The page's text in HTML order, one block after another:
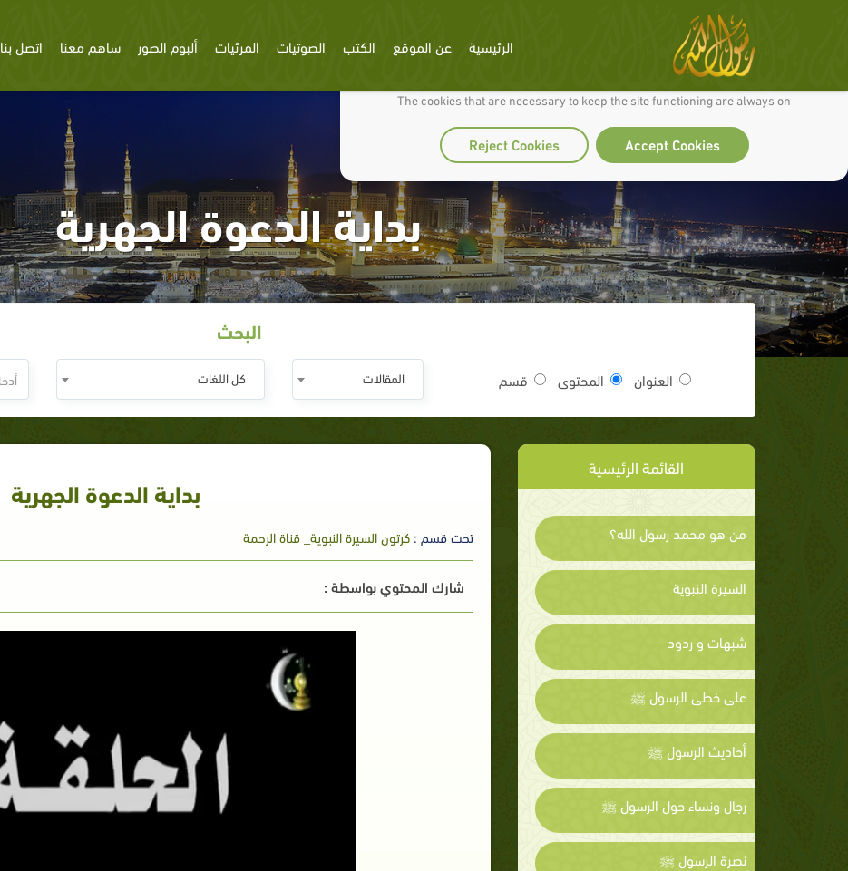
We use cookies to make our site work well for you and so we can continually improve it.
The cookies that are necessary to keep the site functioning are always on
Accept Cookies
Reject Cookies
الرئيسية عن الموقع الكتب الصوتيات المرئيات ألبوم الصور ساهم معنا اتصل بنا
بداية الدعوة الجهرية
البحث
العنوان المحتوى قسم المقالات كل اللغات
القائمة الرئيسية
من هو محمد رسول الله؟
السيرة النبوية
شبهات و ردود
على خطى الرسول ﷺ
أحاديث الرسول ﷺ
رجال ونساء حول الرسول ﷺ
نصرة الرسول ﷺ
بداية الدعوة الجهرية
تحت قسم :كرتون السيرة النبوية_ قناة الرحمة
شارك المحتوي بواسطة :